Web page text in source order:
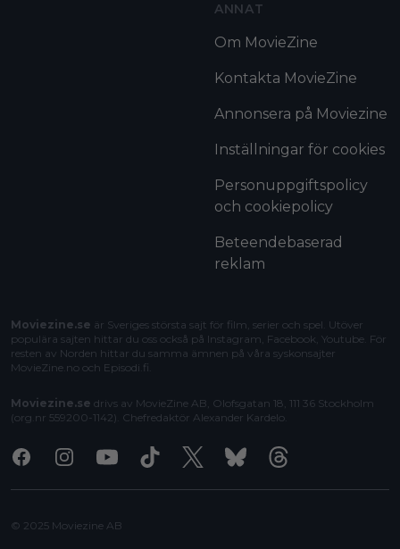
ANNAT
Om MovieZine
Kontakta MovieZine
Annonsera på Moviezine
Inställningar för cookies
Personuppgiftspolicy
och cookiepolicy
Beteendebaserad
reklam
Moviezine.se är Sveriges största sajt för film, serier och spel. Utöver
populära sajten hittar du oss också på Instagram, Facebook, Youtube. För
resten av Norden hittar du samma ämnen på våra syskonsajter
MovieZine.no och Episodi.fi
Moviezine.se drivs av MovieZine AB, Olofsgatan 18, 111 36 Stockholm
(org.nr 559200-1142). Chefredaktör Alexander Kardelo
FacebookInstagramYoutubeTiktok X BlueskyThreads
© 2025 Moviezine AB